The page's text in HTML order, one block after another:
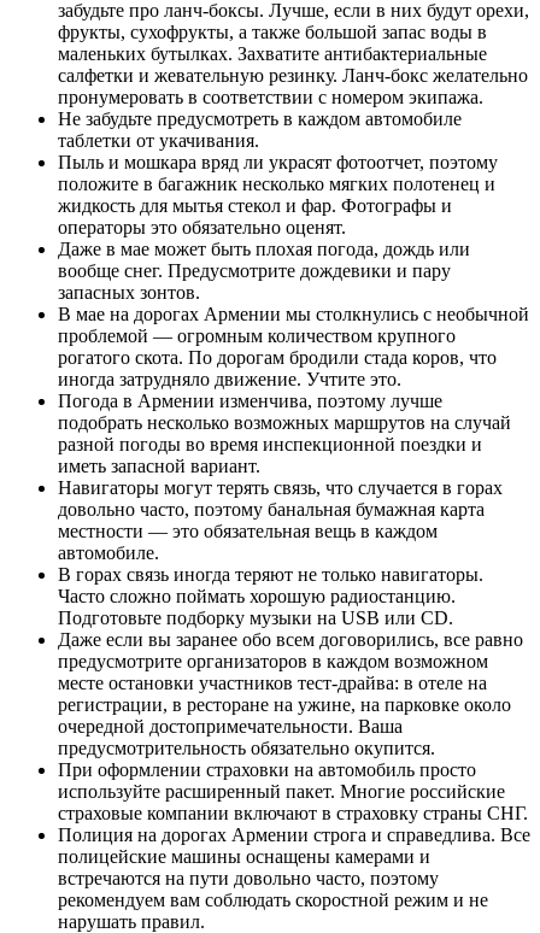
забудьте про ланч-боксы. Лучше, если в них будут орехи,
фрукты, сухофрукты, а также большой запас воды в
маленьких бутылках. Захватите антибактериальные
салфетки и жевательную резинку. Ланч-бокс желательно
пронумеровать в соответствии с номером экипажа.
Не забудьте предусмотреть в каждом автомобиле
таблетки от укачивания.
Пыль и мошкара вряд ли украсят фотоотчет, поэтому
положите в багажник несколько мягких полотенец и
жидкость для мытья стекол и фар. Фотографы и
операторы это обязательно оценят.
Даже в мае может быть плохая погода, дождь или
вообще снег. Предусмотрите дождевики и пару
запасных зонтов.
В мае на дорогах Армении мы столкнулись с необычной
проблемой — огромным количеством крупного
рогатого скота. По дорогам бродили стада коров, что
иногда затрудняло движение. Учтите это.
Погода в Армении изменчива, поэтому лучше
подобрать несколько возможных маршрутов на случай
разной погоды во время инспекционной поездки и
иметь запасной вариант.
Навигаторы могут терять связь, что случается в горах
довольно часто, поэтому банальная бумажная карта
местности — это обязательная вещь в каждом
автомобиле.
В горах связь иногда теряют не только навигаторы.
Часто сложно поймать хорошую радиостанцию.
Подготовьте подборку музыки на USB или CD.
Даже если вы заранее обо всем договорились, все равно
предусмотрите организаторов в каждом возможном
месте остановки участников тест-драйва: в отеле на
регистрации, в ресторане на ужине, на парковке около
очередной достопримечательности. Ваша
предусмотрительность обязательно окупится.
При оформлении страховки на автомобиль просто
используйте расширенный пакет. Многие российские
страховые компании включают в страховку страны СНГ.
Полиция на дорогах Армении строга и справедлива. Все
полицейские машины оснащены камерами и
встречаются на пути довольно часто, поэтому
рекомендуем вам соблюдать скоростной режим и не
нарушать правил.